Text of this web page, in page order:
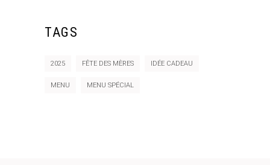
TAGS
2025 FÊTE DES MÈRES IDÉE CADEAU
MENU MENU SPÉCIAL